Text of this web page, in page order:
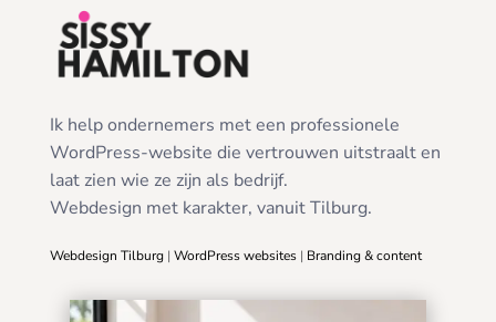
Ik help ondernemers met een professionele
WordPress-website die vertrouwen uitstraalt en
laat zien wie ze zijn als bedrijf.
Webdesign met karakter, vanuit Tilburg.
Webdesign Tilburg| WordPress websites| Branding & content